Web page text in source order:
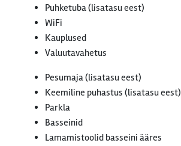
Puhketuba (lisatasu eest)
WiFi
Kauplused
Valuutavahetus
Pesumaja (lisatasu eest)
Keemiline puhastus (lisatasu eest)
Parkla
Basseinid
Lamamistoolid basseini ääres